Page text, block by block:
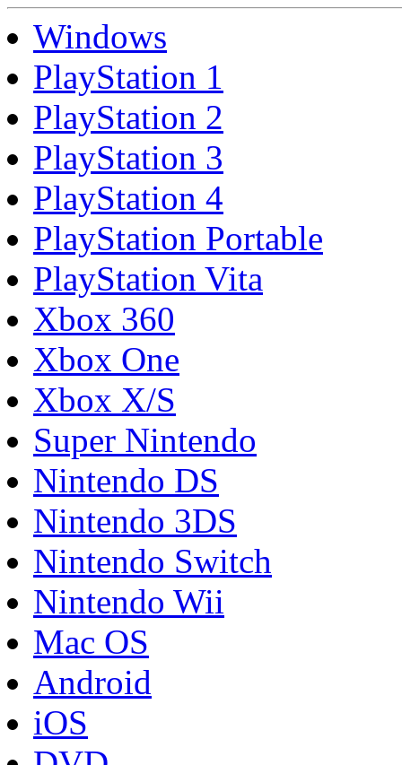
Windows
PlayStation 1
PlayStation 2
PlayStation 3
PlayStation 4
PlayStation Portable
PlayStation Vita
Xbox 360
Xbox One
Xbox X/S
Super Nintendo
Nintendo DS
Nintendo 3DS
Nintendo Switch
Nintendo Wii
Mac OS
Android
iOS